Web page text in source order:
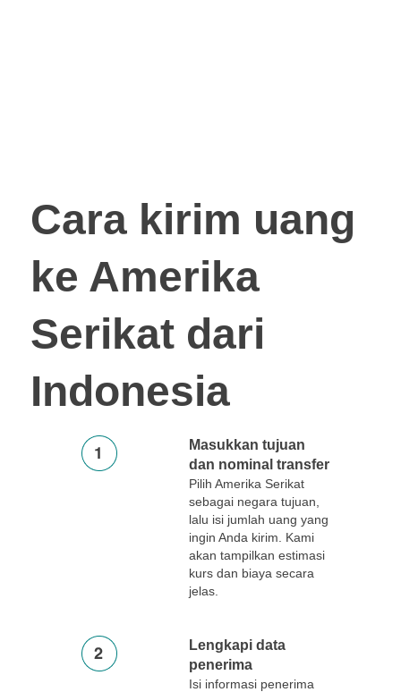
Cara kirim uang
ke Amerika
Serikat dari
Indonesia
Masukkan tujuan
dan nominal transfer
Pilih Amerika Serikat
sebagai negara tujuan,
lalu isi jumlah uang yang
ingin Anda kirim. Kami
akan tampilkan estimasi
kurs dan biaya secara
jelas.
Lengkapi data
penerima
Isi informasi penerima